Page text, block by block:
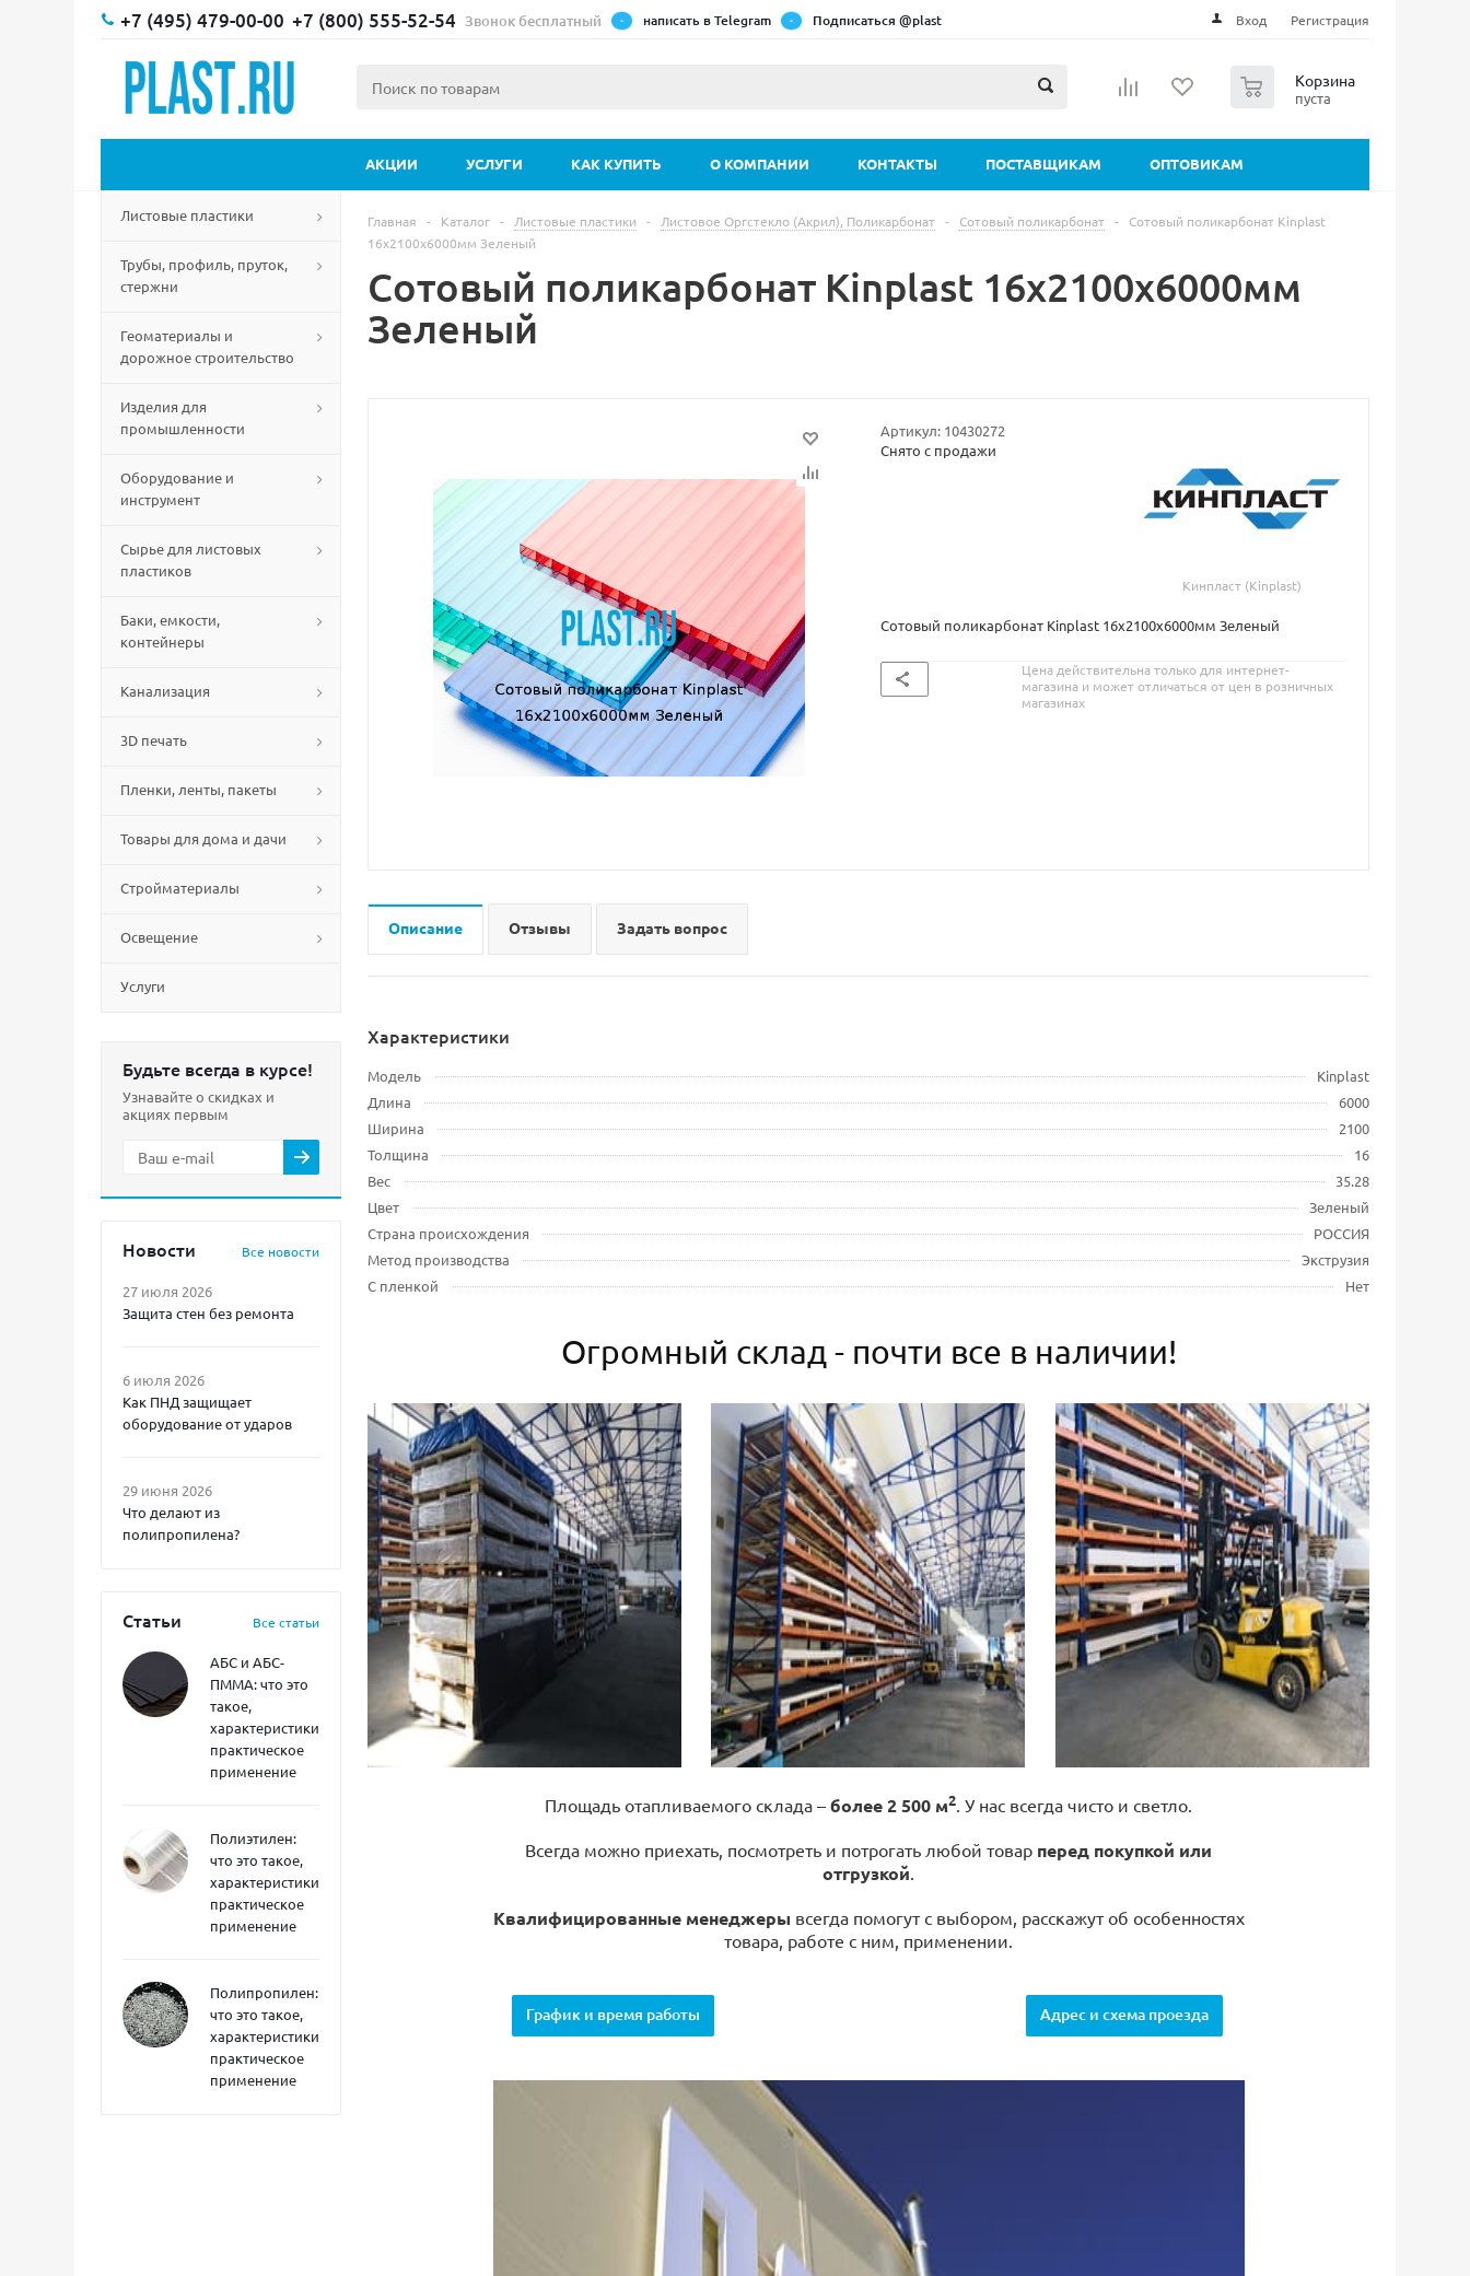
+7 (495) 479-00-00 +7 (800) 555-52-54 Звонок бесплатный написать в Telegram Подписаться @plast Вход Регистрация
Корзина
пуста
АКЦИИ УСЛУГИ КАК КУПИТЬ О КОМПАНИИ КОНТАКТЫ ПОСТАВЩИКАМ ОПТОВИКАМ
Листовые пластики
Трубы, профиль, пруток,
стержни
Геоматериалы и
дорожное строительство
Изделия для
промышленности
Оборудование и
инструмент
Сырье для листовых
пластиков
Баки, емкости,
контейнеры
Канализация
3D печать
Пленки, ленты, пакеты
Товары для дома и дачи
Стройматериалы
Освещение
Услуги
Будьте всегда в курсе!
Узнавайте о скидках и
акциях первым
Новости Все новости
27 июля 2026
Защита стен без ремонта
6 июля 2026
Как ПНД защищает
оборудование от ударов
29 июня 2026
Что делают из
полипропилена?
Статьи Все статьи
АБС и АБС-
ПММА: что это
такое,
характеристики,
практическое
применение
Полиэтилен:
что это такое,
характеристики,
практическое
применение
Полипропилен:
что это такое,
характеристики,
практическое
применение
Главная - Каталог - Листовые пластики - Листовое Оргстекло (Акрил), Поликарбонат - Сотовый поликарбонат -
Сотовый поликарбонат Kinplast
16х2100х6000мм Зеленый
Сотовый поликарбонат Kinplast 16х2100х6000мм
Зеленый
Артикул: 10430272
Снято с продажи
Кинпласт (Kinplast)
Сотовый поликарбонат Kinplast 16х2100х6000мм Зеленый
Цена действительна только для интернет-
магазина и может отличаться от цен в розничных
магазинах
Описание Отзывы Задать вопрос
Характеристики
Модель
Kinplast
Длина
6000
Ширина
2100
Толщина
16
Вес
35.28
Цвет
Зеленый
Страна происхождения
РОССИЯ
Метод производства
Экструзия
С пленкой
Нет
Огромный склад - почти все в наличии!
Площадь отапливаемого склада – более 2 500 м2. У нас всегда чисто и светло.
Всегда можно приехать, посмотреть и потрогать любой товар перед покупкой или
отгрузкой.
Квалифицированные менеджеры всегда помогут с выбором, расскажут об особенностях
товара, работе с ним, применении.
График и время работы Адрес и схема проезда